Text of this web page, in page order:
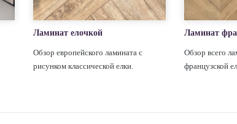
Ламинат елочкой
Обзор европейского ламината с
рисунком классической елки.
Ламинат
Обзор всего
французской